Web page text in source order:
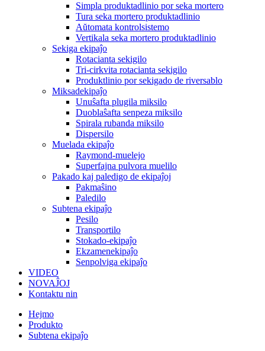
Simpla produktadlinio por seka mortero
Tura seka mortero produktadlinio
Aŭtomata kontrolsistemo
Vertikala seka mortero produktadlinio
Sekiga ekipaĵo
Rotacianta sekigilo
Tri-cirkvita rotacianta sekigilo
Produktlinio por sekigado de riversablo
Miksadekipaĵo
Unuŝafta plugila miksilo
Duoblaŝafta senpeza miksilo
Spirala rubanda miksilo
Dispersilo
Muelada ekipaĵo
Raymond-muelejo
Superfajna pulvora muelilo
Pakado kaj paledigo de ekipaĵoj
Pakmaŝino
Paledilo
Subtena ekipaĵo
Pesilo
Transportilo
Stokado-ekipaĵo
Ekzamenekipaĵo
Senpolviga ekipaĵo
VIDEO
NOVAĴOJ
Kontaktu nin
Hejmo
Produkto
Subtena ekipaĵo